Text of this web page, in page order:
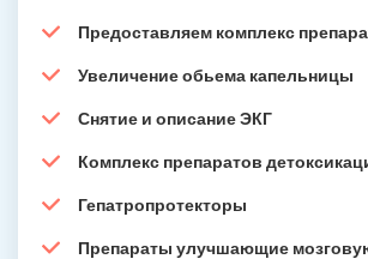
Предоставляем комплекс
Увеличение обьема капельницы
Снятие и описание ЭКГ
Комплекс препаратов
Гепатропротекторы
Препараты улучшающие